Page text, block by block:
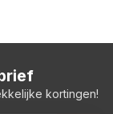
kortingen!